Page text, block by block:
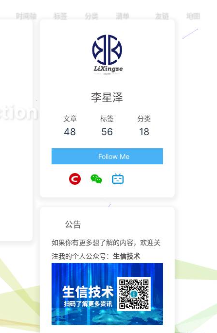
时间轴 标签 分类 清单 友链 地图
李星泽
文章
48
标签
56
分类
18
Follow Me
公告
如果你有更多想了解的内容，欢迎关
注我的个人公众号： 生信技术